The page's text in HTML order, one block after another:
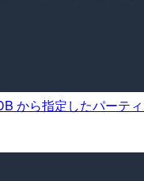
から指定したパーテ